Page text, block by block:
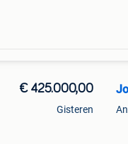
€ 425.000,00
Gisteren